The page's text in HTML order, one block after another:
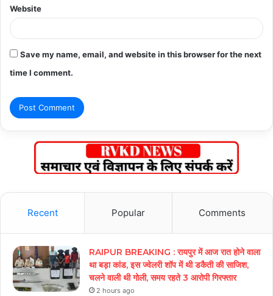
Website
Save my name, email, and website in this browser for the next
time I comment.
Recent Popular Comments
RAIPUR BREAKING : रायपुर में आज रात होने वाला
था बड़ा कांड, इस ज्वेलरी शॉप में थी डकैती की साजिश,
चलने वाली थी गोली, समय रहते 3 आरोपी गिरफ्तार
2 hours ago